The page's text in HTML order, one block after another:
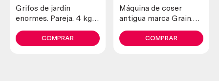
Grifos de jardín
enormes. Pareja. 4 kg.
Total. En bronce. Huge
garden taps. Coup
COMPRAR
Máquina de coser
antigua marca Grain.
Años 60. A manubrio.
COMPRAR